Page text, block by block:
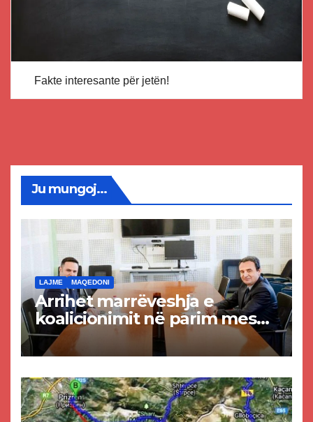
Fakte interesante për jetën!
Ju mungoj...
LAJME MAQEDONI
Arrihet marrëveshja e
koalicionimit në parim mes
Kurtit dhe Abdixhikut